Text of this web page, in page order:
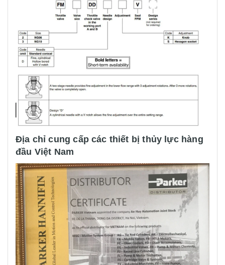
Địa chỉ cung cấp các thiết bị thủy lực hàng
đầu Việt Nam